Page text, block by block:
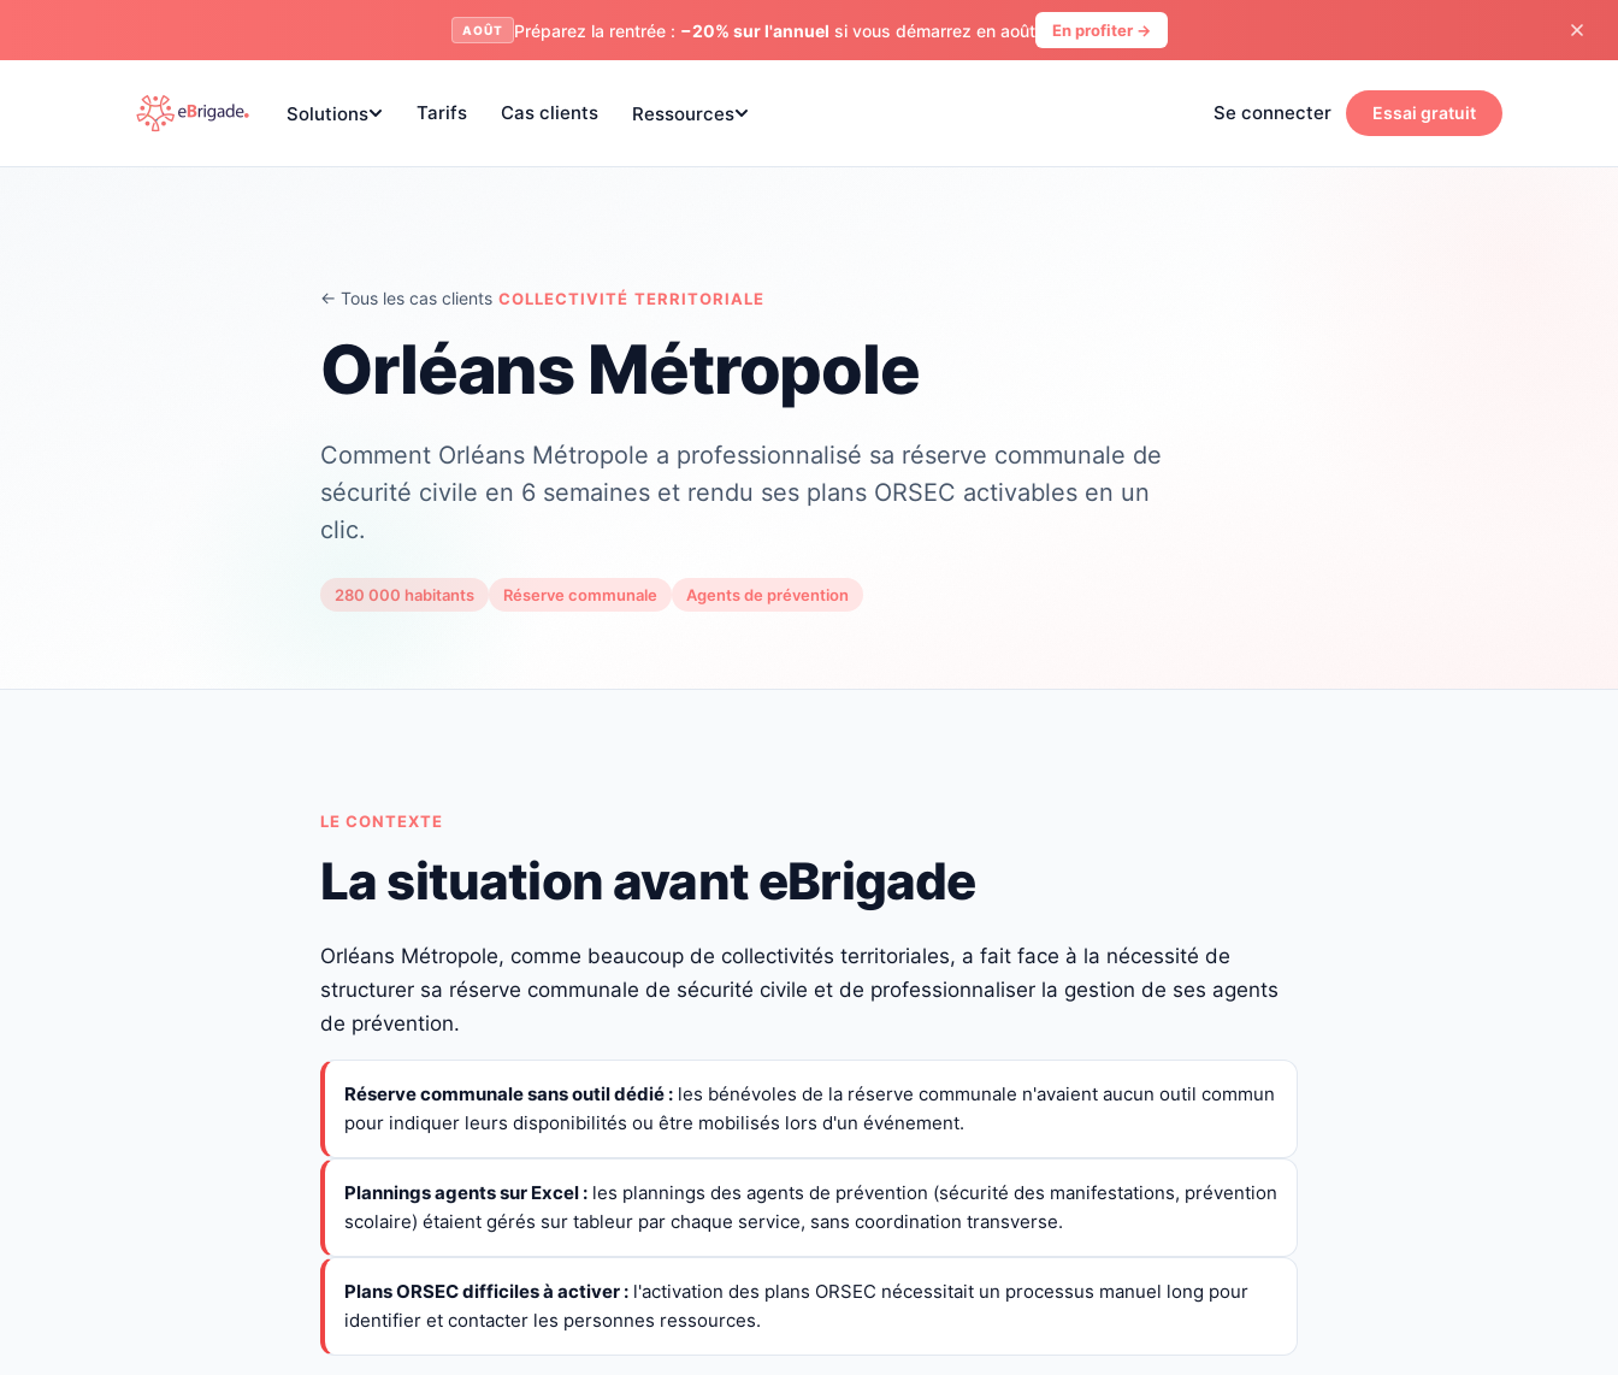
AOÛT Préparez la rentrée : −20% sur l'annuel si vous démarrez en août En profiter →
Solutions Tarifs Cas clients Ressources Se connecter Essai gratuit
← Tous les cas clients COLLECTIVITÉ TERRITORIALE
Orléans Métropole
Comment Orléans Métropole a professionnalisé sa réserve communale de
sécurité civile en 6 semaines et rendu ses plans ORSEC activables en un
clic.
280 000 habitants Réserve communale Agents de prévention
LE CONTEXTE
La situation avant eBrigade
Orléans Métropole, comme beaucoup de collectivités territoriales, a fait face à la nécessité de
structurer sa réserve communale de sécurité civile et de professionnaliser la gestion de ses agents
de prévention.
Réserve communale sans outil dédié : les bénévoles de la réserve communale n'avaient aucun outil commun
pour indiquer leurs disponibilités ou être mobilisés lors d'un événement.
Plannings agents sur Excel : les plannings des agents de prévention (sécurité des manifestations, prévention
scolaire) étaient gérés sur tableur par chaque service, sans coordination transverse.
Plans ORSEC difficiles à activer : l'activation des plans ORSEC nécessitait un processus manuel long pour
identifier et contacter les personnes ressources.